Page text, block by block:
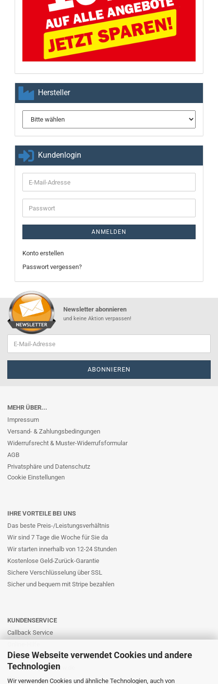
Diese Webseite verwendet Cookies und andere
Technologien
Wir verwenden Cookies und ähnliche Technologien, auch von
Hersteller
Kundenlogin
E-
Mail-
Adresse
Passwort
ANMELDEN
Konto erstellen
Passwort vergessen?
Newsletter abonnieren
und keine Aktion verpassen!
MEHR ÜBER...
Impressum
Versand- & Zahlungsbedingungen
Widerrufsrecht & Muster-Widerrufsformular
AGB
Privatsphäre und Datenschutz
Cookie Einstellungen
IHRE VORTEILE BEI UNS
Das beste Preis-/Leistungsverhältnis
Wir sind 7 Tage die Woche für Sie da
Wir starten innerhalb von 12-24 Stunden
Kostenlose Geld-Zurück-Garantie
Sichere Verschlüsselung über SSL
Sicher und bequem mit Stripe bezahlen
KUNDENSERVICE
Callback Service
Kontaktformular
E-Mail: info@likernow.de
Skype Live Support